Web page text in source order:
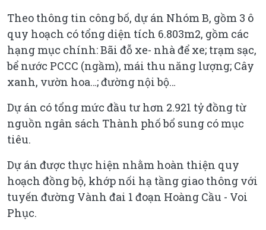
Theo thông tin công bố, dự án Nhóm B, gồm 3 ô
quy hoạch có tổng diện tích 6.803m2, gồm các
hạng mục chính: Bãi đỗ xe- nhà để xe; trạm sạc,
bể nước PCCC (ngầm), mái thu năng lượng; Cây
xanh, vườn hoa…; đường nội bộ…
Dự án có tổng mức đầu tư hơn 2.921 tỷ đồng từ
nguồn ngân sách Thành phố bổ sung có mục
tiêu.
Dự án được thực hiện nhằm hoàn thiện quy
hoạch đồng bộ, khớp nối hạ tầng giao thông với
tuyến đường Vành đai 1 đoạn Hoàng Cầu - Voi
Phục.